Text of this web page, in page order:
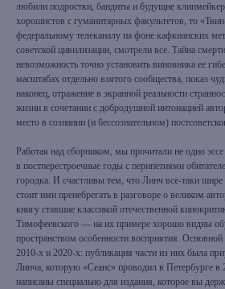
любили подростки, бандиты и будущие
хорошистов с гуманитарных факультетов, то
федеральному телеканалу на фоне кафкианских
советской цивилизации, смотрели все. Тайна
невозможность точно установить виновника ее
масштабах отдельно взятого сообщества, показ
наконец, отражение в экранной реальности
жизни в сочетании с добродушной интонацией
место в сознании (и бессознательном)
Работая над сборником, мы прочитали не одно
в постперестроечные годы с перипетиями
городка. И счастливы тем, что Линч все-таки шире
стоит ими пренебрегать в разговоре о великом
книгу ставшие классикой отечественной
Тимофеевского — на их примере хорошо видны
пространством особенности восприятия.
2010-х и 2020-х: публикация части из них была
Линча, которую «Сеанс» проводил в Петербурге в
написаны специально для издания, которое вы